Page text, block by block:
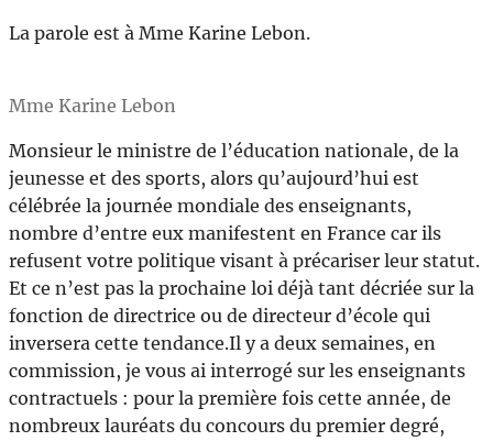
La parole est à Mme Karine Lebon.
Mme Karine Lebon
Monsieur le ministre de l’éducation nationale, de la
jeunesse et des sports, alors qu’aujourd’hui est
célébrée la journée mondiale des enseignants,
nombre d’entre eux manifestent en France car ils
refusent votre politique visant à précariser leur statut.
Et ce n’est pas la prochaine loi déjà tant décriée sur la
fonction de directrice ou de directeur d’école qui
inversera cette tendance.Il y a deux semaines, en
commission, je vous ai interrogé sur les enseignants
contractuels : pour la première fois cette année, de
nombreux lauréats du concours du premier degré,